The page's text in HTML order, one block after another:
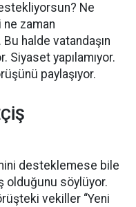
Ne
ne zaman
halde vatandaşın
Siyaset yapılamıyor.
paylaşıyor.
desteklemese bile
olduğunu söylüyor.
vekiller “Yeni